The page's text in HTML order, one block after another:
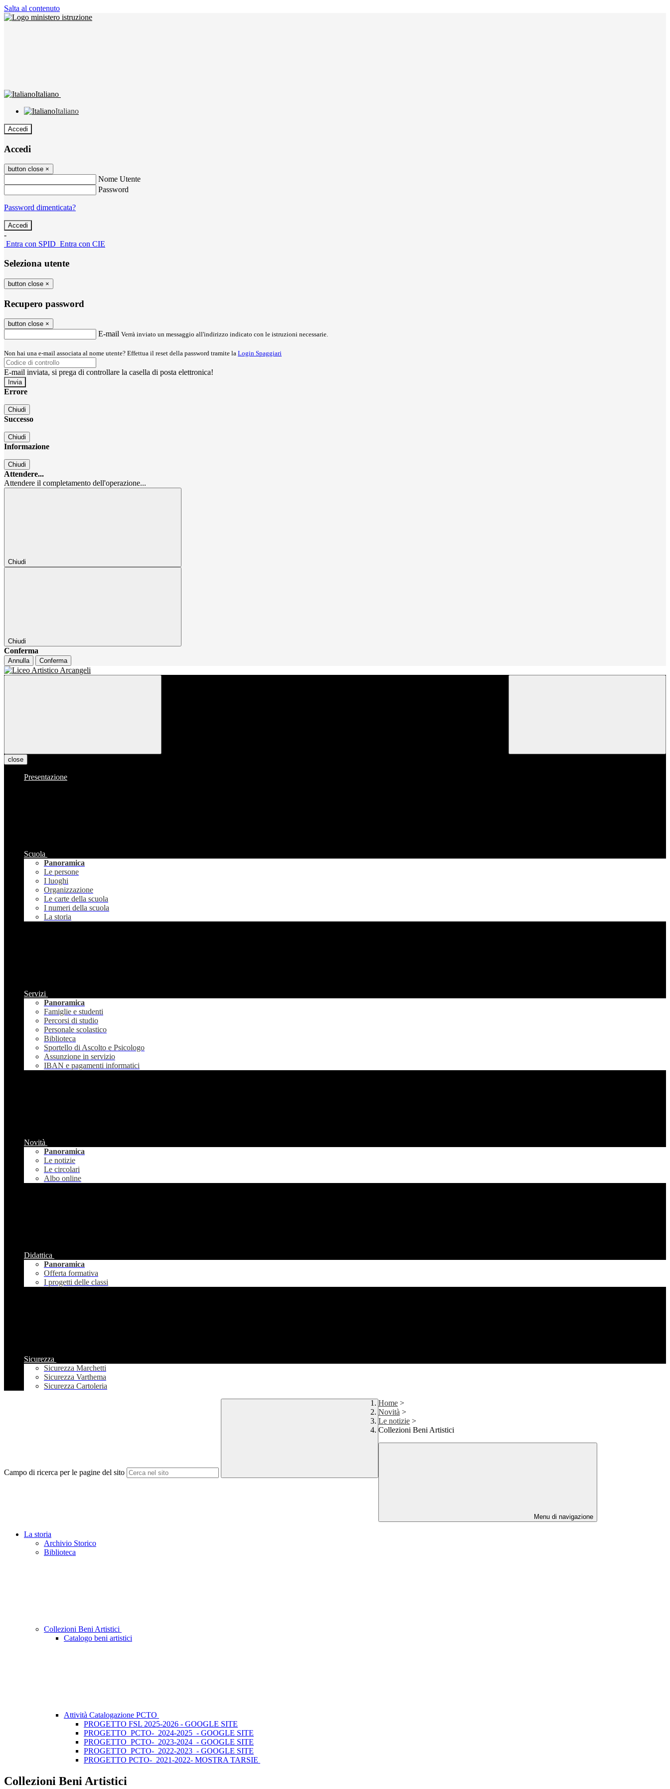
Salta al contenuto
Italiano
Italiano
Accedi
Accedi
button close ×
Nome Utente
Password
Password dimenticata?
-
Entra con SPID Entra con CIE
Seleziona utente
button close ×
Recupero password
button close ×
E-mail Verrà inviato un messaggio all'indirizzo indicato con le istruzioni necessarie.
Non hai una e-mail associata al nome utente? Effettua il reset della password tramite la Login Spaggiari
E-mail inviata, si prega di controllare la casella di posta elettronica!
Errore
Chiudi
Successo
Chiudi
Informazione
Chiudi
Attendere...
Attendere il completamento dell'operazione...
Chiudi
Chiudi
Conferma
Annulla Conferma
close
Presentazione
Scuola
Panoramica
Le persone
I luoghi
Organizzazione
Le carte della scuola
I numeri della scuola
La storia
Servizi
Panoramica
Famiglie e studenti
Percorsi di studio
Personale scolastico
Biblioteca
Sportello di Ascolto e Psicologo
Assunzione in servizio
IBAN e pagamenti informatici
Novità
Panoramica
Le notizie
Le circolari
Albo online
Didattica
Panoramica
Offerta formativa
I progetti delle classi
Sicurezza
Sicurezza Marchetti
Sicurezza Varthema
Sicurezza Cartoleria
Campo di ricerca per le pagine del sito
Home >
Novità >
Le notizie >
Collezioni Beni Artistici
Menu di navigazione
La storia
Archivio Storico
Biblioteca
Collezioni Beni Artistici
Catalogo beni artistici
Attività Catalogazione PCTO
PROGETTO FSL 2025-2026 - GOOGLE SITE
PROGETTO PCTO- 2024-2025 - GOOGLE SITE
PROGETTO PCTO- 2023-2024 - GOOGLE SITE
PROGETTO PCTO- 2022-2023 - GOOGLE SITE
PROGETTO PCTO- 2021-2022- MOSTRA TARSIE
Collezioni Beni Artistici